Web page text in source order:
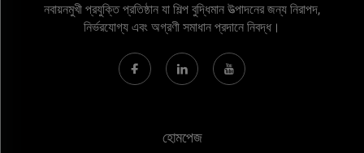
নবায়নমুখী প্রযুক্তি প্রতিষ্ঠান যা শিল্প বুদ্ধিমান উত্পাদনের জন্য নিরাপদ,
নির্ভরযোগ্য এবং অগ্রণী সমাধান প্রদানে নিবদ্ধ।
হোমপেজ